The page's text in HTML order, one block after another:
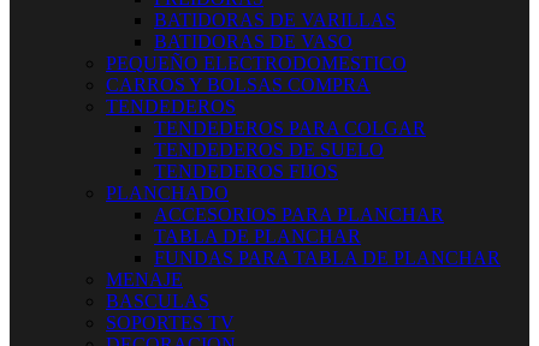
BATIDORAS DE VARILLAS
BATIDORAS DE VASO
PEQUEÑO ELECTRODOMESTICO
CARROS Y BOLSAS COMPRA
TENDEDEROS
TENDEDEROS PARA COLGAR
TENDEDEROS DE SUELO
TENDEDEROS FIJOS
PLANCHADO
ACCESORIOS PARA PLANCHAR
TABLA DE PLANCHAR
FUNDAS PARA TABLA DE PLANCHAR
MENAJE
BASCULAS
SOPORTES TV